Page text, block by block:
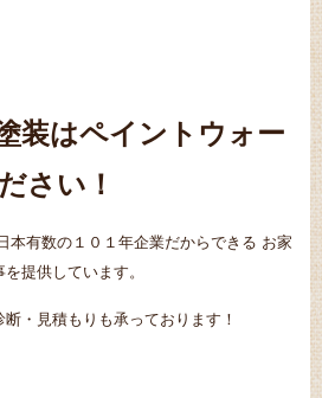
装はペイントウォー
さい！
本有数の１０１年企業だからできる お家
提供しています。
・見積もりも承っております！